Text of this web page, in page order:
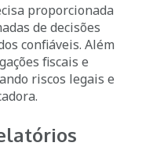
proporcionada
de decisões
confiáveis. Além
fiscais e
riscos legais e